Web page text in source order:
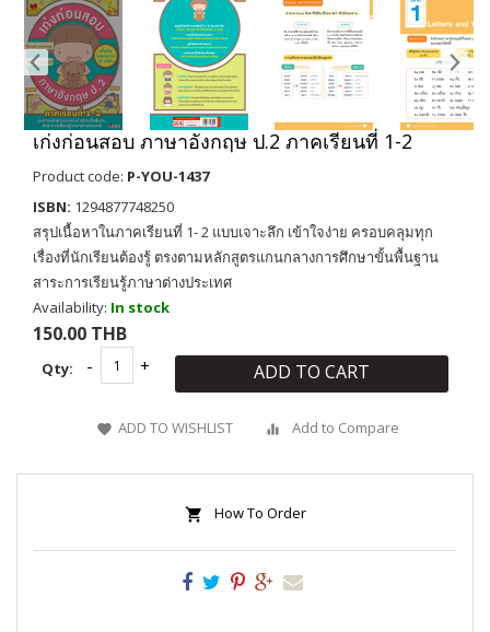
เก่งก่อนสอบ ภาษาอังกฤษ ป.2 ภาคเรียนที่ 1-2
Product code: P-YOU-1437
ISBN: 1294877748250
สรุปเนื้อหาในภาคเรียนที่ 1- 2 แบบเจาะลึก เข้าใจง่าย ครอบคลุมทุก
เรื่องที่นักเรียนต้องรู้ ตรงตามหลักสูตรแกนกลางการศึกษาขั้นพื้นฐาน
สาระการเรียนรู้ภาษาต่างประเทศ
Availability: In stock
150.00 THB
Qty: ADD TO CART
ADD TO WISHLIST Add to Compare
How To Order